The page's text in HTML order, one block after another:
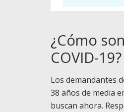
¿Cómo
COVID-19?
Los demandantes
38 años de media
buscan ahora.